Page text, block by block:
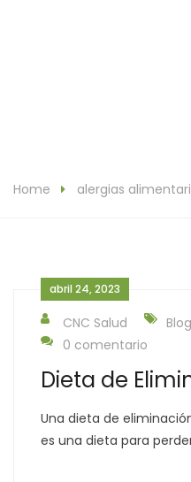
Home alergias
abril 24, 2023
CNC Salud Blog
0 comentario
Dieta de
Una dieta de
es una dieta para